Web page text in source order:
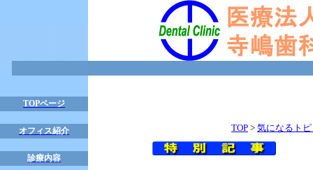
TOPページ
オフィス紹介
診療内容
TOP > 気になるト